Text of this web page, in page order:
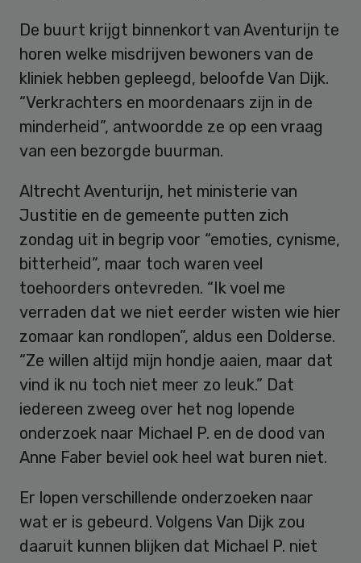
De buurt krijgt binnenkort van Aventurijn te
horen welke misdrijven bewoners van de
kliniek hebben gepleegd, beloofde Van Dijk.
“Verkrachters en moordenaars zijn in de
minderheid”, antwoordde ze op een vraag
van een bezorgde buurman.
Altrecht Aventurijn, het ministerie van
Justitie en de gemeente putten zich
zondag uit in begrip voor “emoties, cynisme,
bitterheid”, maar toch waren veel
toehoorders ontevreden. “Ik voel me
verraden dat we niet eerder wisten wie hier
zomaar kan rondlopen”, aldus een Dolderse.
“Ze willen altijd mijn hondje aaien, maar dat
vind ik nu toch niet meer zo leuk.” Dat
iedereen zweeg over het nog lopende
onderzoek naar Michael P. en de dood van
Anne Faber beviel ook heel wat buren niet.
Er lopen verschillende onderzoeken naar
wat er is gebeurd. Volgens Van Dijk zou
daaruit kunnen blijken dat Michael P. niet